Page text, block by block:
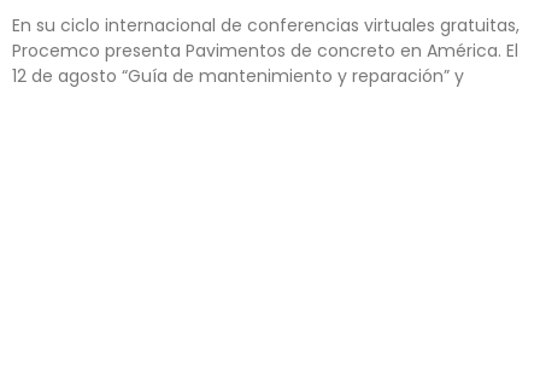
En su ciclo internacional de conferencias virtuales gratuitas,
Procemco presenta Pavimentos de concreto en América. El
12 de agosto “Guía de mantenimiento y reparación” y